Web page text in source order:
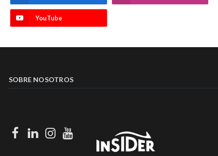
YouTube
SOBRE NOSOTROS
Facebook
LinkedIn
Instagram
Youtube